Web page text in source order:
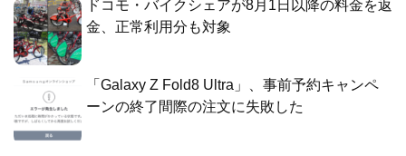
ドコモ・バイクシェアが8月1日以降の料金を返
金、正常利用分も対象
「Galaxy Z Fold8 Ultra」、事前予約キャンペ
ーンの終了間際の注文に失敗した